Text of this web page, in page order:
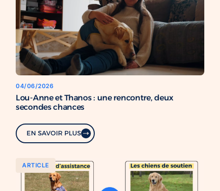
04/06/2026
Lou-Anne et Thanos : une rencontre, deux
secondes chances
EN SAVOIR PLUS
ARTICLE